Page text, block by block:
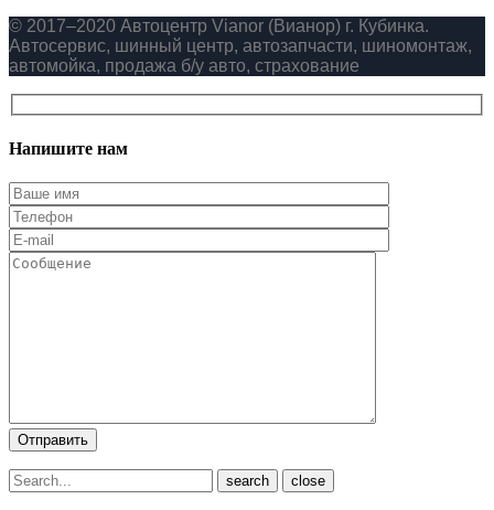
© 2017–2020 Автоцентр Vianor (Вианор) г. Кубинка.
Автосервис, шинный центр, автозапчасти, шиномонтаж,
автомойка, продажа б/у авто, страхование
Напишите нам
close